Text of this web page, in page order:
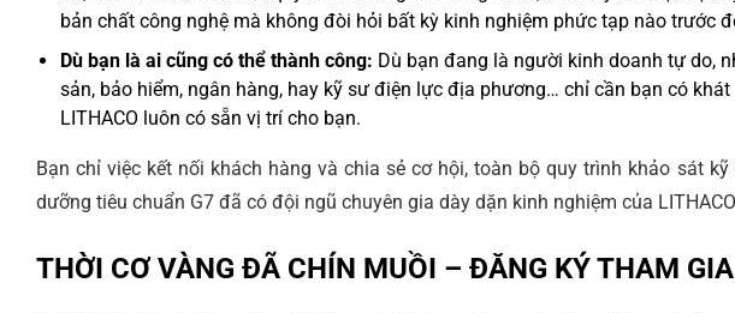
bản chất công nghệ mà không đòi hỏi bất kỳ kinh nghiệm phức tạp nào trước
Dù bạn là ai cũng có thể thành công: Dù bạn đang là người kinh doanh tự do,
sản, bảo hiểm, ngân hàng, hay kỹ sư điện lực địa phương… chỉ cần bạn có
LITHACO luôn có sẵn vị trí cho bạn.
Bạn chỉ việc kết nối khách hàng và chia sẻ cơ hội, toàn bộ quy trình khảo sát
dưỡng tiêu chuẩn G7 đã có đội ngũ chuyên gia dày dặn kinh nghiệm của
THỜI CƠ VÀNG ĐÃ CHÍN MUỒI – ĐĂNG KÝ THAM